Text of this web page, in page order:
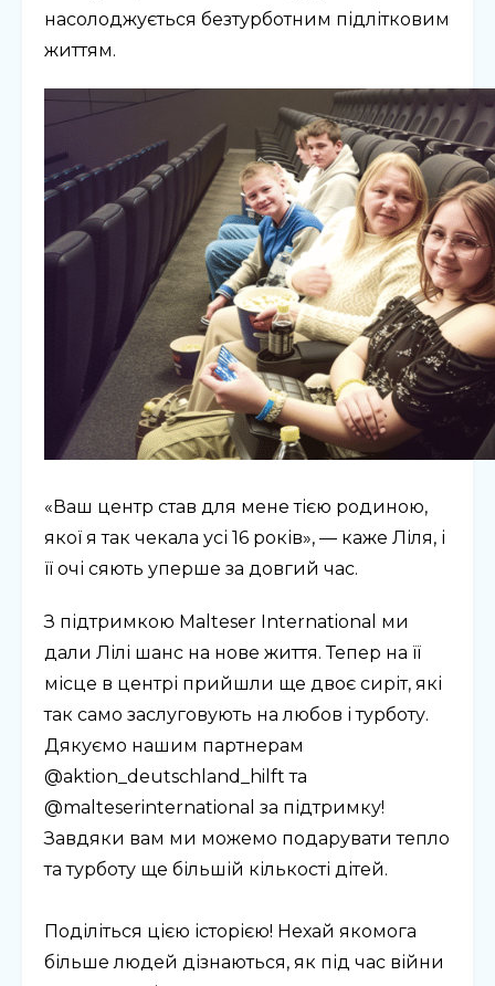
насолоджується безтурботним підлітковим
життям.
«Ваш центр став для мене тією родиною,
якої я так чекала усі 16 років», — каже Ліля, і
її очі сяють уперше за довгий час.
З підтримкою Malteser International ми
дали Лілі шанс на нове життя. Тепер на її
місце в центрі прийшли ще двоє сиріт, які
так само заслуговують на любов і турботу.
Дякуємо нашим партнерам
@aktion_deutschland_hilft та
@malteserinternational за підтримку!
Завдяки вам ми можемо подарувати тепло
та турботу ще більшій кількості дітей.
Поділіться цією історією! Нехай якомога
більше людей дізнаються, як під час війни